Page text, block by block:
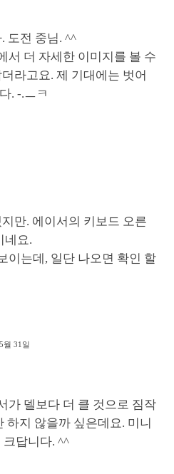
도전 중님. ^^
서 더 자세한 이미지를 볼 수
라고요. 제 기대에는 벗어
. -.ㅡㅋ
만. 에이서의 키보드 오른
네요.
이는데, 일단 나오면 확인 할
월 31일
가 델보다 더 클 것으로 짐작
하지 않을까 싶은데요. 미니
크답니다. ^^